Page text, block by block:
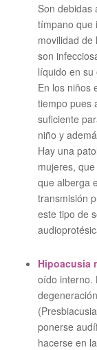
Son debidas
tímpano que
movilidad de
son
líquido en
En los niños
tiempo pues
suficiente
niño y
Hay una
mujeres,
que alberga
transmisión
este tipo de
Hipoacusia
oído interno.
ponerse
hacerse en